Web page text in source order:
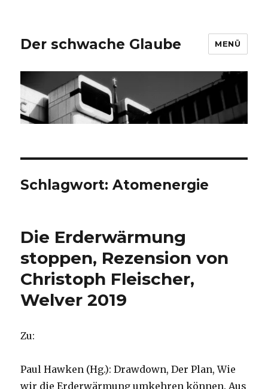
Der schwache Glaube MENÜ
Schlagwort:Atomenergie
Die Erderwärmung
stoppen, Rezension von
Christoph Fleischer,
Welver 2019
Zu:
Paul Hawken (Hg.): Drawdown, Der Plan, Wie
wir die Erderwärmung umkehren können. Aus